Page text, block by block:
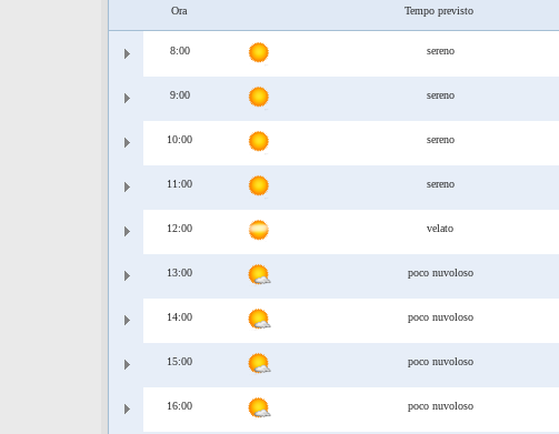
Ora Tempo previsto
8:00 sereno
9:00 sereno
10:00 sereno
11:00 sereno
12:00 velato
13:00 poco nuvoloso
14:00 poco nuvoloso
15:00 poco nuvoloso
16:00 poco nuvoloso